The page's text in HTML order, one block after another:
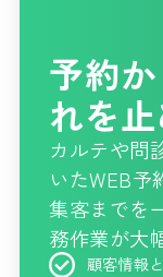
予約
れを
カルテや問
いたWEB予
集客までを
務作業が大
顧客情報